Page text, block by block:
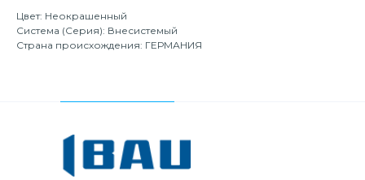
Цвет: Неокрашенный
Система (Серия): Внесистемый
Страна происхождения: ГЕРМАНИЯ